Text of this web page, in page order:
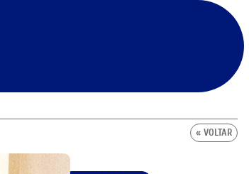
« VOLTAR